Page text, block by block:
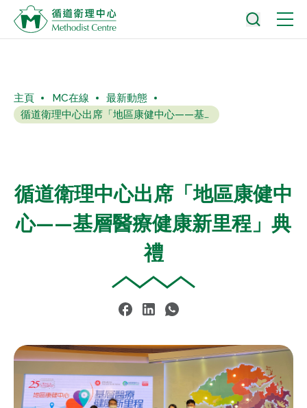
主頁 MC在線
最新動態
循道衛理中心出席「地區康健中心——基層醫療健康新里程」典禮
循道衛理中心出席「地區康健中
心——基層醫療健康新里程」典
禮